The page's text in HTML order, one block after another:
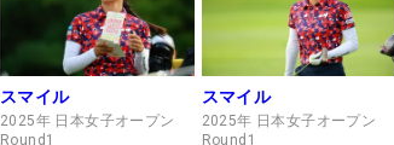
スマイル
2025年 日本女子オープン
Round1
スマイル
2025年 日本女子オープン
Round1